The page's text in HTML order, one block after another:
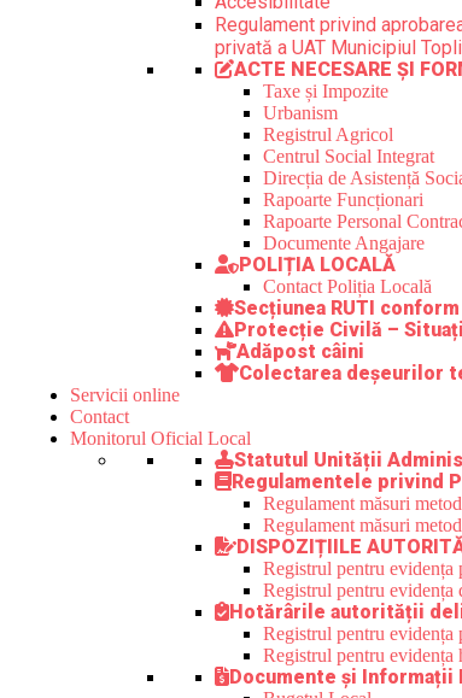
Regulament privind
privată a UAT Municipiul
ACTE NECESARE ȘI
Taxe și Impozite
Urbanism
Registrul Agricol
Centrul Social Integrat
Direcția de Asistență
Rapoarte Funcționari
Rapoarte Personal
Documente Angajare
POLIȚIA LOCALĂ
Contact Poliția Locală
Secțiunea RUTI conform
Protecție Civilă –
Adăpost câini
Colectarea deșeurilor
Servicii online
Contact
Monitorul Oficial Local
Statutul Unității
Regulamentele privind
Regulament măsuri
Regulament măsuri
DISPOZIȚIILE
Registrul pentru evidența
Registrul pentru evidența
Hotărârile autorității
Registrul pentru
Registrul pentru
Documente și Informații